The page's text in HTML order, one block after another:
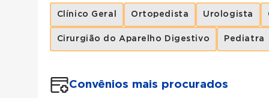
Clínico Geral Ortopedista Urologista
Cirurgião do Aparelho Digestivo Pediatra
Convênios mais procurados